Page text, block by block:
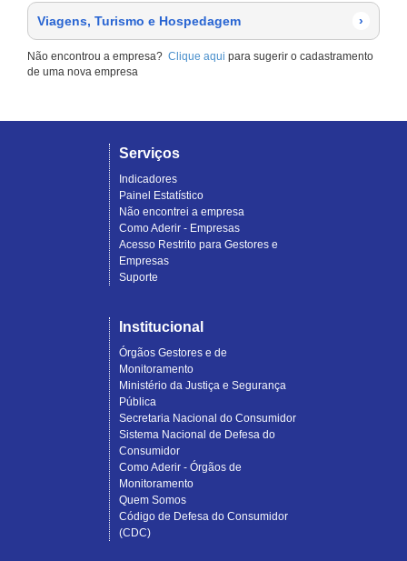
Viagens, Turismo e Hospedagem ›
Não encontrou a empresa? Clique aqui para sugerir o cadastramento
de uma nova empresa
Serviços
Indicadores
Painel Estatístico
Não encontrei a empresa
Como Aderir - Empresas
Acesso Restrito para Gestores e
Empresas
Suporte
Institucional
Órgãos Gestores e de
Monitoramento
Ministério da Justiça e Segurança
Pública
Secretaria Nacional do Consumidor
Sistema Nacional de Defesa do
Consumidor
Como Aderir - Órgãos de
Monitoramento
Quem Somos
Código de Defesa do Consumidor
(CDC)